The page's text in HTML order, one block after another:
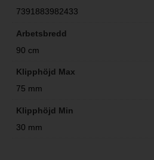
7391883982433
Arbetsbredd
90 cm
Klipphöjd Max
75 mm
Klipphöjd Min
30 mm